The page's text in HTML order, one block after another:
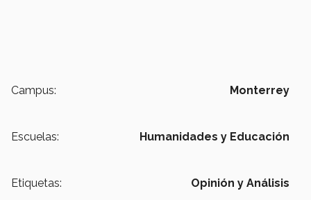
Campus: Monterrey
Escuelas: Humanidades y Educación
Etiquetas: Opinión y Análisis